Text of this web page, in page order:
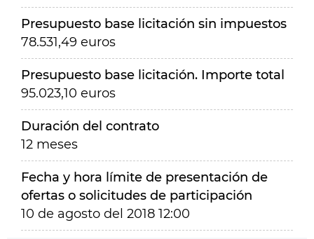
Presupuesto base licitación sin impuestos
78.531,49 euros
Presupuesto base licitación. Importe total
95.023,10 euros
Duración del contrato
12 meses
Fecha y hora límite de presentación de
ofertas o solicitudes de participación
10 de agosto del 2018 12:00